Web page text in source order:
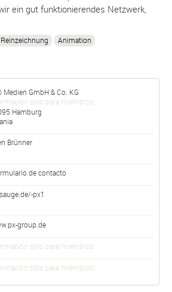
ein gut funktionierendes Netzwerk,
Reinzeichnung Animation
Medien GmbH & Co. KG
sólo para miembros
Hamburg
Brünner
de contacto
px1
group.de
sólo para miembros
sólo para miembros